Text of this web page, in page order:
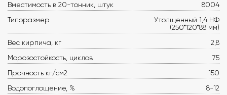
Вместимость в 20-тонник, штук
8004
Типоразмер
Утолщенный 1,4 НФ
(250*120*88 мм)
Вес кирпича, кг
2,8
Морозостойкость, циклов
75
Прочность кг/см2
150
Водопоглощение, %
8-12